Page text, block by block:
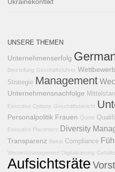
UNSERE THEMEN
Unternehmenserfolg
Beurteilung Geschäftsführer
Strategie Management
Unternehmensnachfolge
Executive Options Geschäftsbericht
Personalpolitik Frauen Quote
Executive Placement Diversity
Transparenz Beirat Compliance
Wissensmanagement Digitalisierung
Aufsichtsräte